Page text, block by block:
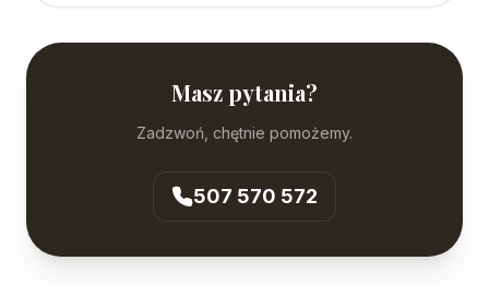
Masz pytania?
Zadzwoń, chętnie pomożemy.
507 570 572